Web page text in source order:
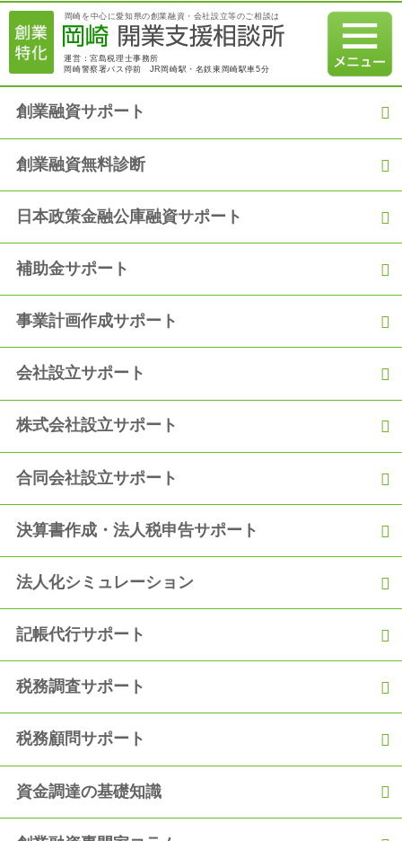
2021.01.07
【融資実績】満額600万円の融資を日本政策金融公庫にて獲得
2020.12.21
年金等）加入の義務化について
【融資実績】「過去の職歴を活かして満額の融資を獲得！」
2020.11.06
【融資実績】自己資金150万円で900万円の満額融資を獲得
融資獲得！」
2020.09.05
【融資実績】「事業の運転資金として日本政策金融公庫から300
岡崎を中心に愛知県の創業融資・会社設立等のご相談は
運営：宮島税理士事務所
岡崎警察署バス停前 JR岡崎駅・名鉄東岡崎駅車5分
創業融資サポート
創業融資無料診断
日本政策金融公庫融資サポート
補助金サポート
事業計画作成サポート
会社設立サポート
株式会社設立サポート
合同会社設立サポート
決算書作成・法人税申告サポート
法人化シミュレーション
記帳代行サポート
税務調査サポート
税務顧問サポート
資金調達の基礎知識